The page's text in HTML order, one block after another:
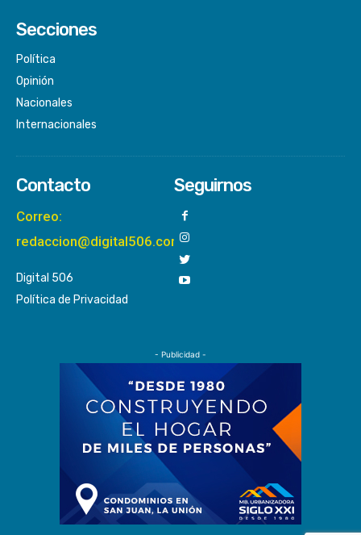
Secciones
Política
Opinión
Nacionales
Internacionales
Contacto
Correo:
redaccion@digital506.com
Digital 506
Política de Privacidad
Seguirnos
- Publicidad -